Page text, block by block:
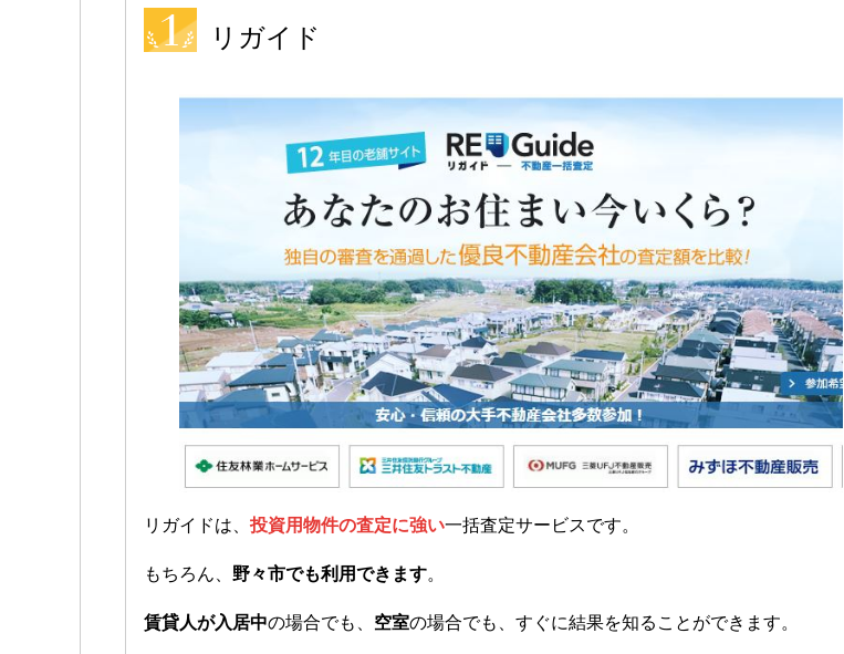
リガイド
リガイドは、 投資用物件の査定に強い一括査定サービスです。
もちろん、 野々市でも利用できます。
賃貸人が入居中の場合でも、 空室の場合でも、すぐに結果を知ることができます。